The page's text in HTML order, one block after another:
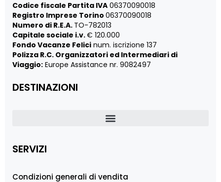
Codice fiscale Partita IVA 06370090018
Registro Imprese Torino 06370090018
Numero di R.E.A. TO-782013
Capitale sociale i.v.€ 120.000
Fondo Vacanze Felici num. iscrizione 137
Polizza R.C. Organizzatori ed Intermediari di
Viaggio: Europe Assistance nr. 9082497
DESTINAZIONI
SERVIZI
Condizioni generali di vendita